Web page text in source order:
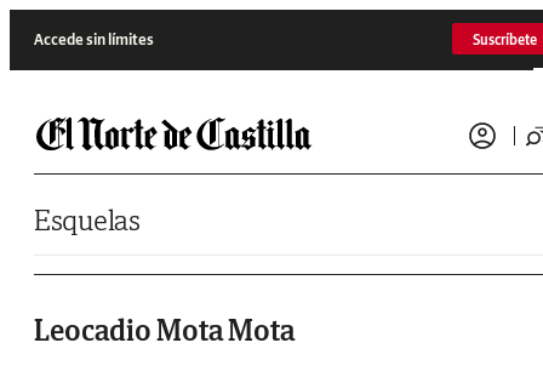
Accede sin límites Suscríbete
Esquelas
Leocadio Mota Mota